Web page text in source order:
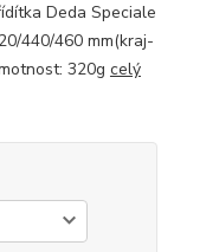
Deda Speciale
440/460 mm(kraj-
320g celý